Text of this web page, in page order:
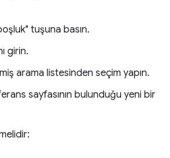
tuşuna basın.
girin.
arama listesinden seçim yapın.
sayfasının bulunduğu yeni bir